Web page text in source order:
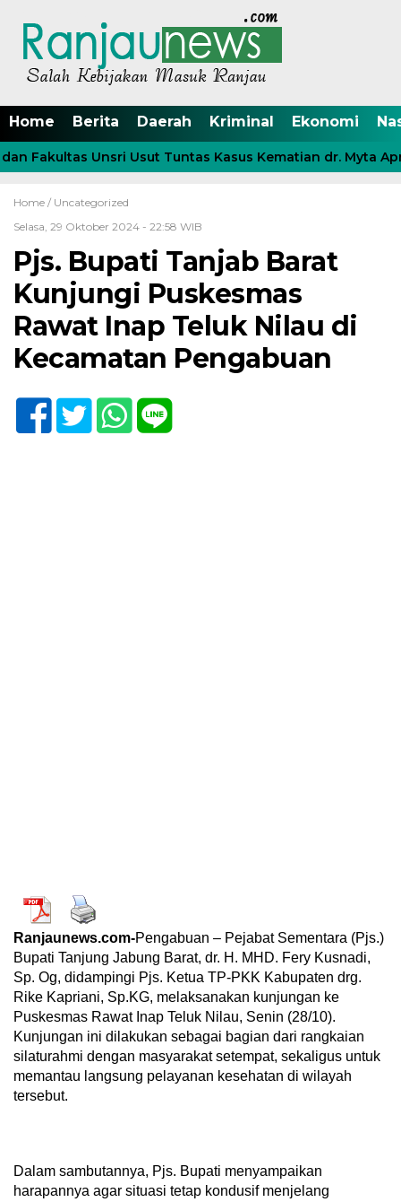
Home Berita Daerah Kriminal Ekonomi
Fakultas Unsri Usut Tuntas Kasus Kematian dr. Myta
Home / Uncategorized
Selasa, 29 Oktober 2024 - 22:58 WIB
Pjs. Bupati Tanjab Barat
Kunjungi Puskesmas
Rawat Inap Teluk Nilau di
Kecamatan Pengabuan
Ranjaunews.com-Pengabuan – Pejabat Sementara (Pjs.)
Bupati Tanjung Jabung Barat, dr. H. MHD. Fery Kusnadi,
Sp. Og, didampingi Pjs. Ketua TP-PKK Kabupaten drg.
Rike Kapriani, Sp.KG, melaksanakan kunjungan ke
Puskesmas Rawat Inap Teluk Nilau, Senin (28/10).
Kunjungan ini dilakukan sebagai bagian dari rangkaian
silaturahmi dengan masyarakat setempat, sekaligus untuk
memantau langsung pelayanan kesehatan di wilayah
tersebut.
Dalam sambutannya, Pjs. Bupati menyampaikan
harapannya agar situasi tetap kondusif menjelang